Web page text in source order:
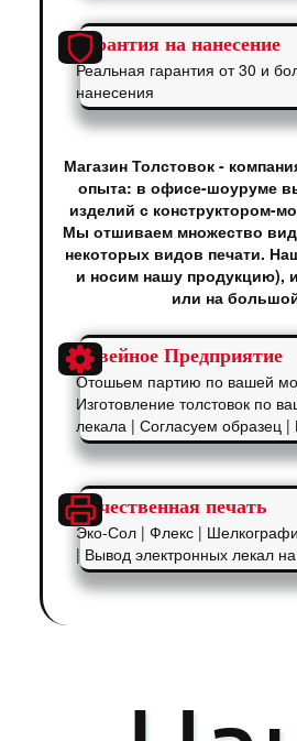
Гарантия на нанесение
Реальная гарантия от 30 и
нанесения
Магазин Толстовок -
опыта: в офисе-шоуруме
изделий с конструктором-
Мы отшиваем множество
некоторых видов печати.
и носим нашу продукцию),
или на
Швейное Предприятие
Отошьем партию по вашей
Изготовление толстовок по
лекала | Согласуем образец
Качественная печать
Эко-Сол | Флекс |
| Вывод электронных лекал